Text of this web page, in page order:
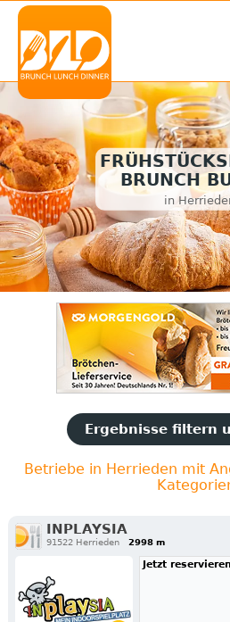
BRUNCH
in
Ergebnisse filtern
Betriebe in Herrieden mit
INPLAYSIA
91522 Herrieden 2998 m
Jetzt reservieren